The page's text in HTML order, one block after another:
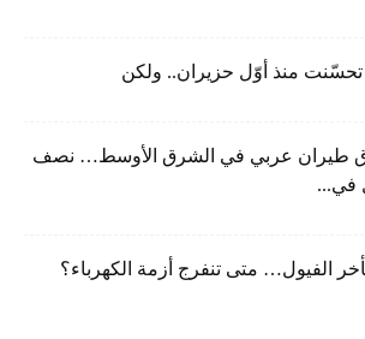
تحسّنت منذ أوّل حزيران.. ولكن
طيران عربي في الشرق الأوسط… نصف
في...
الفيول… متى تنفرج أزمة الكهرباء؟